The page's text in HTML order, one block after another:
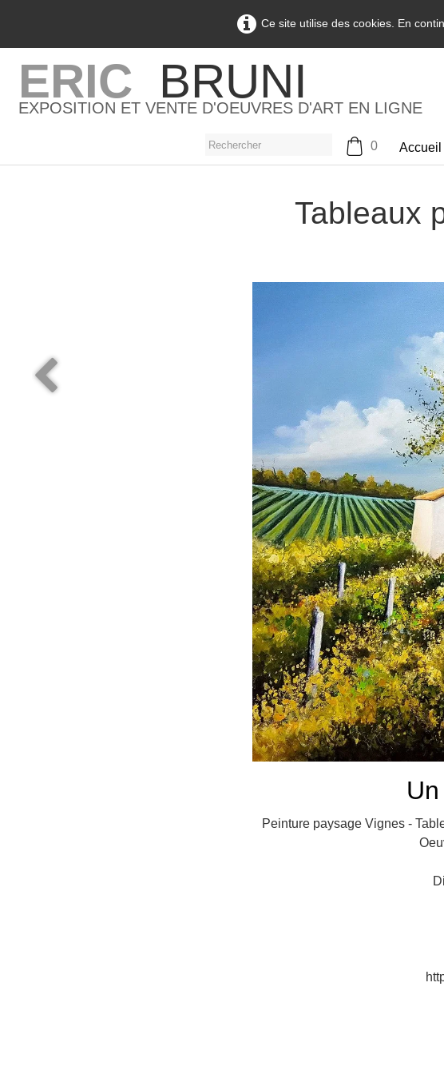
Ce site utilise des cookies. En
ERIC BRUNI
EXPOSITION ET VENTE D'OEUVRES D'ART EN LIGNE
0 Accueil
Tableaux
Peinture paysage Vignes -